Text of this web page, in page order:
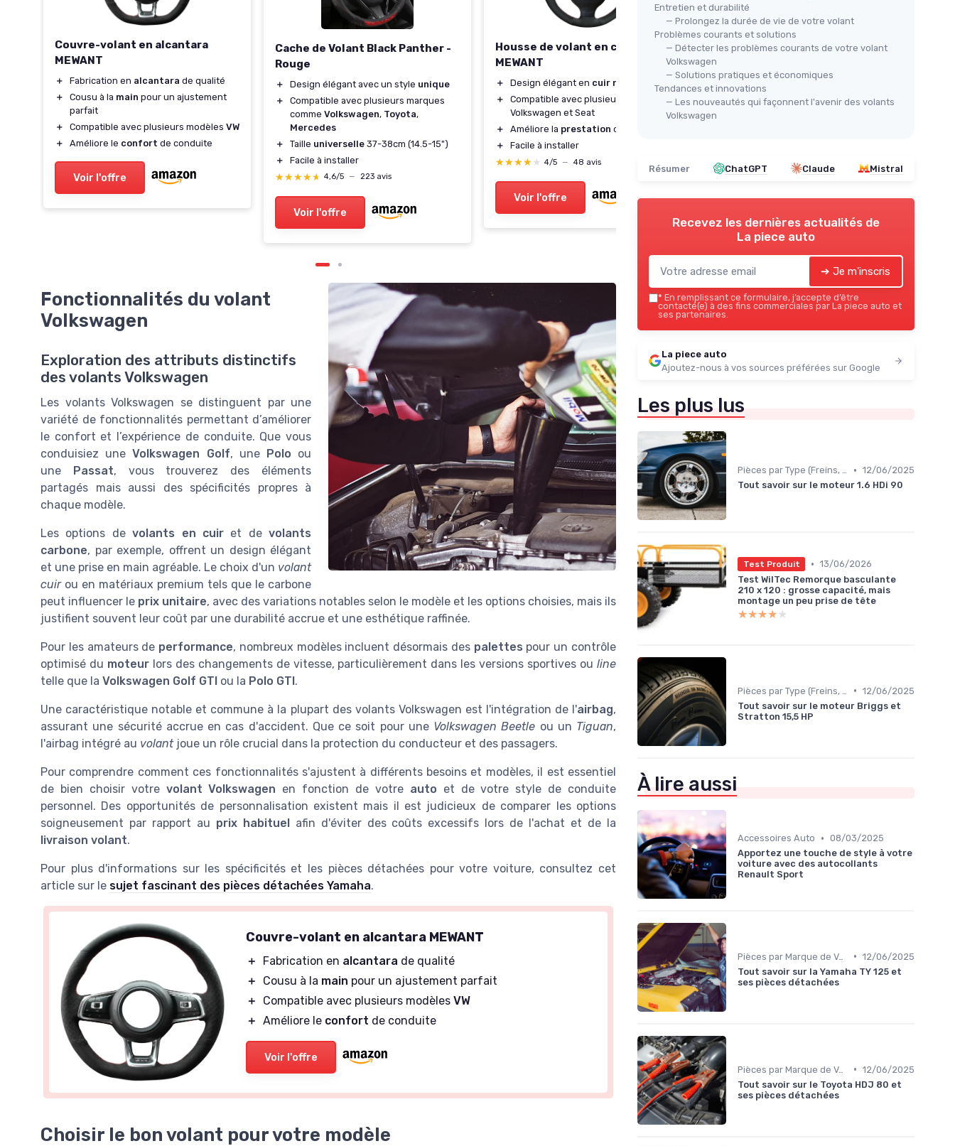
Couvre-volant en alcantara
MEWANT
＋ Fabrication en alcantara de qualité
＋
Cousu à la main pour un ajustement
parfait
＋
Compatible avec plusieurs modèles VW
＋
Améliore le confort de conduite
Voir l'offre
Cache de Volant Black Panther -
Rouge
＋ Design élégant avec un style unique
＋
Compatible avec plusieurs marques
comme Volkswagen, Toyota,
Mercedes
＋
Taille universelle 37-38cm (14.5-15")
＋
Facile à installer
★★★★★
★★★★★ 4,6/5 — 223 avis
Voir l'offre
Housse de volant en cuir rouge
MEWANT
＋ Design élégant en cuir rouge
＋
Compatible avec plusieurs modèles
Volkswagen et Seat
＋
Améliore la prestation du volant
＋
Facile à installer
★★★★★
★★★★★ 4/5 — 48 avis
Voir l'offre
Couvre-volant en alcantara
MEWANT
＋ Fabrication enalcantara
Cousu à la
pour un ajustement
parfait
Voir l'offre
Fonctionnalités du volant
Volkswagen
Exploration des attributs distinctifs
des volants Volkswagen
Les volants Volkswagen se distinguent par une
variété de fonctionnalités permettant d’améliorer
le confort et l’expérience de conduite. Que vous
conduisiez uneVolkswagen Golf, une Polo ou
une Passat, vous trouverez des éléments
partagés mais aussi des spécificités propres à
chaque modèle.
Les options devolants en cuiret de volants
carbone, par exemple, offrent un design élégant
et une prise en main agréable. Le choix d'un volant
cuirou en matériaux premium tels que le carbone
peut influencer le prix unitaire, avec des variations notables selon le modèle et les options choisies, mais ils
justifient souvent leur coût par une durabilité accrue et une esthétique raffinée.
Pour les amateurs de performance, nombreux modèles incluent désormais des palettes pour un contrôle
optimisé du moteurlors des changements de vitesse, particulièrement dans les versions sportives ouline
telle que la Volkswagen Golf GTI ou la Polo GTI.
Une caractéristique notable et commune à la plupart des volants Volkswagen est l'intégration de l'airbag,
assurant une sécurité accrue en cas d'accident. Que ce soit pour une Volkswagen Beetle ou un Tiguan,
l'airbag intégré au volantjoue un rôle crucial dans la protection du conducteur et des passagers.
Pour comprendre comment ces fonctionnalités s'ajustent à différents besoins et modèles, il est essentiel
de bien choisir votre volant Volkswagen en fonction de votre auto et de votre style de conduite
personnel. Des opportunités de personnalisation existent mais il est judicieux de comparer les options
soigneusement par rapport au prix habituelafin d'éviter des coûts excessifs lors de l'achat et de la
livraison volant.
Pour plus d'informations sur les spécificités et les pièces détachées pour votre voiture, consultez cet
article sur le sujet fascinant des pièces détachées Yamaha.
Couvre-volant en alcantara MEWANT
＋ Fabrication en alcantara de qualité
＋
Cousu à la main pour un ajustement parfait
＋
Compatible avec plusieurs modèlesVW
＋ Améliore le confort de conduite
Voir l'offre
Choisir le bon volant pour votre modèle
Entretien et durabilité
— Prolongez la durée de vie de votre volant
Problèmes courants et solutions
— Détecter les problèmes courants de votre volant
Volkswagen
— Solutions pratiques et économiques
Tendances et innovations
— Les nouveautés qui façonnent l'avenir des volants
Volkswagen
Résumer ChatGPT Claude Mistral
Recevez les dernières actualités de
La piece auto
➔ Je m'inscris
* En remplissant ce formulaire, j’accepte d’être
contacté(e) à des fins commerciales par La piece auto et
ses partenaires.
La piece auto
Ajoutez-nous à vos sources préférées sur Google
Les plus lus
Pièces par Type (Freins, Moteur, etc.) • 12/06/2025
Tout savoir sur le moteur 1.6 HDi 90
Test Produit • 13/06/2026
Test WilTec Remorque basculante
210 x 120 : grosse capacité, mais
montage un peu prise de tête
★★★★★
★★★★★
• 12/06/2025
Tout savoir sur le moteur Briggs et
Stratton 15,5 HP
À lire aussi
Accessoires Auto • 08/03/2025
Apportez une touche de style à votre
voiture avec des autocollants
Renault Sport
Pièces par Marque de Voiture • 12/06/2025
Tout savoir sur la Yamaha TY 125 et
ses pièces détachées
Pièces par Marque de Voiture • 12/06/2025
Tout savoir sur le Toyota HDJ 80 et
ses pièces détachées